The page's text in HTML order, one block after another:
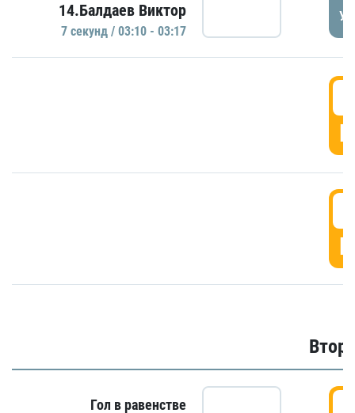
14.Балдаев Виктор
7 секунд / 03:10 - 03:17
Гол в равенстве